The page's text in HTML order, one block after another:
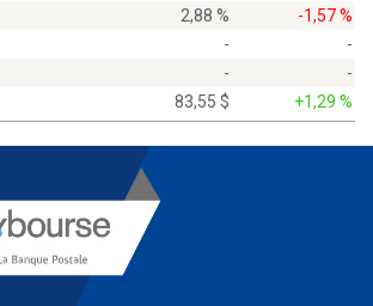
2,88 %
-1,57 %
-
-
-
-
83,55 $ +1,29 %